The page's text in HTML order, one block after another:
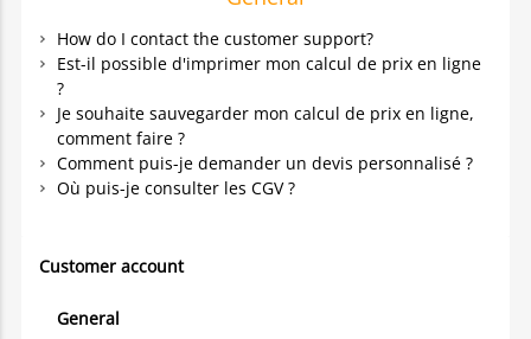
Customer account
General
How do I contact the customer support?
Est-il possible d'imprimer mon calcul de prix en ligne
?
Je souhaite sauvegarder mon calcul de prix en ligne,
comment faire ?
Comment puis-je demander un devis personnalisé ?
Où puis-je consulter les CGV ?